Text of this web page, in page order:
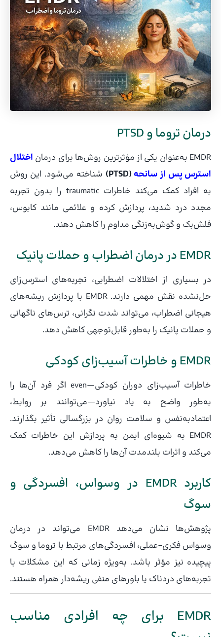
درمان تروما و PTSD
EMDR به‌عنوان یکی از مؤثرترین روش‌ها برای درمان
اختلال
استرس پس از سانحه(PTSD)
شناخته می‌شود. این روش
به افراد کمک می‌کند خاطرات traumatic را بدون تجربه
مجدد درد شدید، پردازش کرده و علائمی مانند کابوس،
فلش‌بک و گوش‌به‌زنگی مداوم را کاهش دهند.
EMDR در درمان اضطراب و حملات پانیک
در بسیاری از اختلالات اضطرابی، تجربه‌های استرس‌زای
حل‌نشده نقش مهمی دارند. EMDR با پردازش ریشه‌های
هیجانی اضطراب، می‌تواند شدت نگرانی، ترس‌های ناگهانی
و حملات پانیک را به‌طور قابل‌توجهی کاهش دهد.
EMDR و خاطرات آسیب‌زای کودکی
خاطرات آسیب‌زای دوران کودکی—even اگر فرد آن‌ها را
به‌طور واضح به یاد نیاورد—می‌توانند بر روابط،
اعتمادبه‌نفس و سلامت روان در بزرگسالی تأثیر بگذارند.
EMDR به شیوه‌ای ایمن به پردازش این خاطرات کمک
می‌کند و اثرات بلندمدت آن‌ها را کاهش می‌دهد.
کاربرد EMDR در وسواس، افسردگی و
سوگ
پژوهش‌ها نشان می‌دهد EMDR می‌تواند در درمان
وسواس فکری–عملی، افسردگی‌های مرتبط با تروما و سوگ
پیچیده نیز مؤثر باشد. به‌ویژه زمانی که این مشکلات با
تجربه‌های دردناک یا باورهای منفی ریشه‌دار همراه هستند.
EMDR برای چه افرادی مناسب